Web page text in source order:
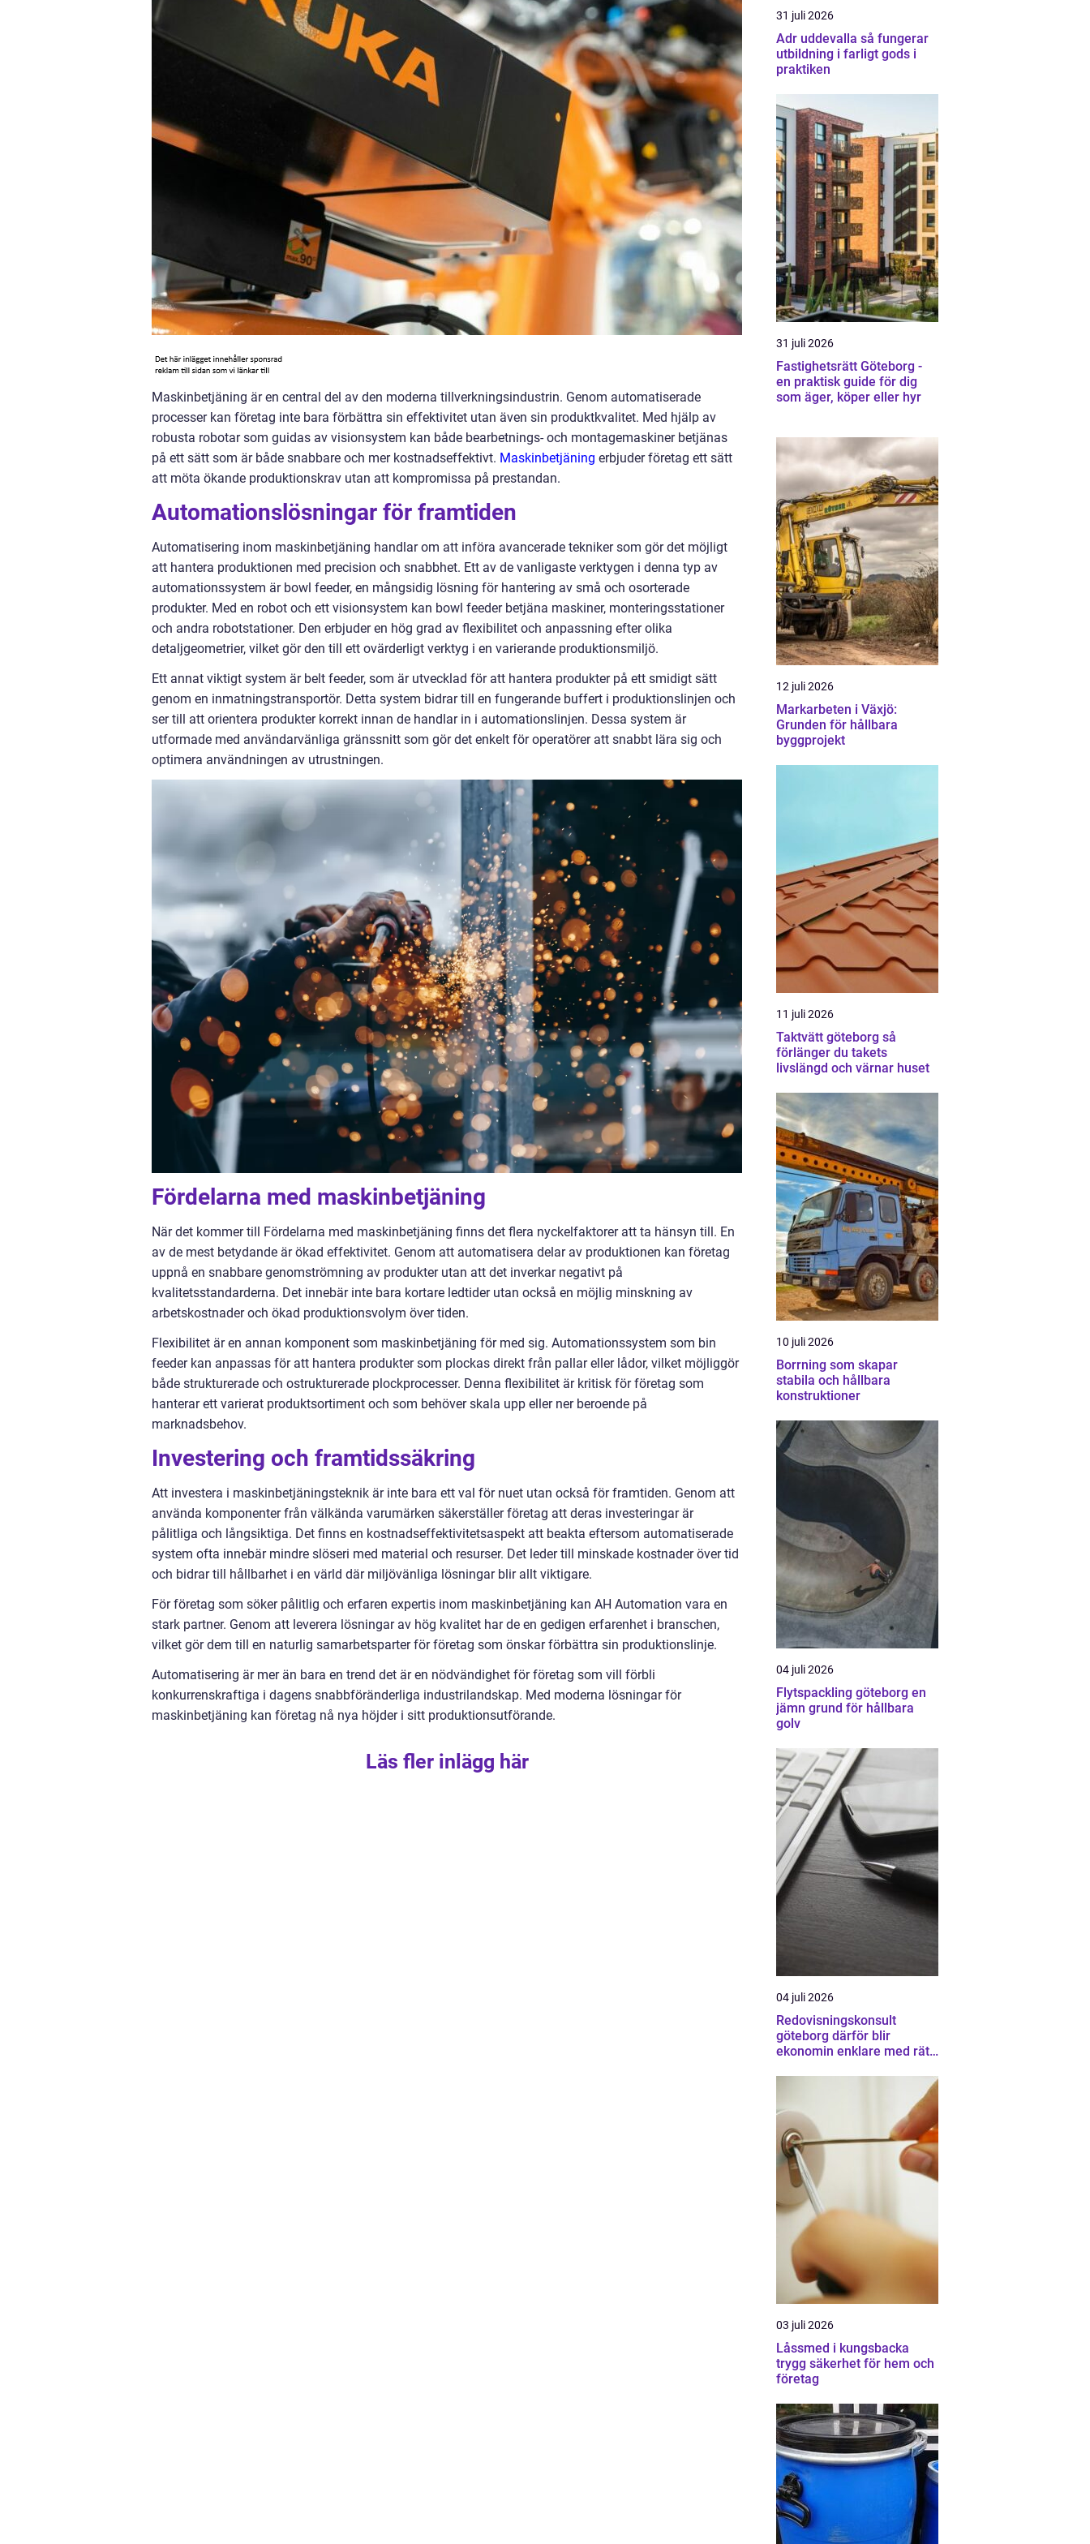
Maskinbetjäning är en central del av den moderna tillverkningsindustrin. Genom automatiserade
processer kan företag inte bara förbättra sin effektivitet utan även sin produktkvalitet. Med hjälp av
robusta robotar som guidas av visionsystem kan både bearbetnings- och montagemaskiner betjänas
på ett sätt som är både snabbare och mer kostnadseffektivt. Maskinbetjäning erbjuder företag ett sätt
att möta ökande produktionskrav utan att kompromissa på prestandan.
Automationslösningar för framtiden
Automatisering inom maskinbetjäning handlar om att införa avancerade tekniker som gör det möjligt
att hantera produktionen med precision och snabbhet. Ett av de vanligaste verktygen i denna typ av
automationssystem är bowl feeder, en mångsidig lösning för hantering av små och osorterade
produkter. Med en robot och ett visionsystem kan bowl feeder betjäna maskiner, monteringsstationer
och andra robotstationer. Den erbjuder en hög grad av flexibilitet och anpassning efter olika
detaljgeometrier, vilket gör den till ett ovärderligt verktyg i en varierande produktionsmiljö.
Ett annat viktigt system är belt feeder, som är utvecklad för att hantera produkter på ett smidigt sätt
genom en inmatningstransportör. Detta system bidrar till en fungerande buffert i produktionslinjen och
ser till att orientera produkter korrekt innan de handlar in i automationslinjen. Dessa system är
utformade med användarvänliga gränssnitt som gör det enkelt för operatörer att snabbt lära sig och
optimera användningen av utrustningen.
Fördelarna med maskinbetjäning
När det kommer till Fördelarna med maskinbetjäning finns det flera nyckelfaktorer att ta hänsyn till. En
av de mest betydande är ökad effektivitet. Genom att automatisera delar av produktionen kan företag
uppnå en snabbare genomströmning av produkter utan att det inverkar negativt på
kvalitetsstandarderna. Det innebär inte bara kortare ledtider utan också en möjlig minskning av
arbetskostnader och ökad produktionsvolym över tiden.
Flexibilitet är en annan komponent som maskinbetjäning för med sig. Automationssystem som bin
feeder kan anpassas för att hantera produkter som plockas direkt från pallar eller lådor, vilket möjliggör
både strukturerade och ostrukturerade plockprocesser. Denna flexibilitet är kritisk för företag som
hanterar ett varierat produktsortiment och som behöver skala upp eller ner beroende på
marknadsbehov.
Investering och framtidssäkring
Att investera i maskinbetjäningsteknik är inte bara ett val för nuet utan också för framtiden. Genom att
använda komponenter från välkända varumärken säkerställer företag att deras investeringar är
pålitliga och långsiktiga. Det finns en kostnadseffektivitetsaspekt att beakta eftersom automatiserade
system ofta innebär mindre slöseri med material och resurser. Det leder till minskade kostnader över tid
och bidrar till hållbarhet i en värld där miljövänliga lösningar blir allt viktigare.
För företag som söker pålitlig och erfaren expertis inom maskinbetjäning kan AH Automation vara en
stark partner. Genom att leverera lösningar av hög kvalitet har de en gedigen erfarenhet i branschen,
vilket gör dem till en naturlig samarbetsparter för företag som önskar förbättra sin produktionslinje.
Automatisering är mer än bara en trend det är en nödvändighet för företag som vill förbli
konkurrenskraftiga i dagens snabbföränderliga industrilandskap. Med moderna lösningar för
maskinbetjäning kan företag nå nya höjder i sitt produktionsutförande.
Läs fler inlägg här
31 juli 2026
Adr uddevalla så fungerar
utbildning i farligt gods i
praktiken
31 juli 2026
Fastighetsrätt Göteborg -
en praktisk guide för dig
som äger, köper eller hyr
12 juli 2026
Markarbeten i Växjö:
Grunden för hållbara
byggprojekt
11 juli 2026
Taktvätt göteborg så
förlänger du takets
livslängd och värnar huset
10 juli 2026
Borrning som skapar
stabila och hållbara
konstruktioner
04 juli 2026
Flytspackling göteborg en
jämn grund för hållbara
golv
04 juli 2026
Redovisningskonsult
göteborg därför blir
ekonomin enklare med rätt
03 juli 2026
Låssmed i kungsbacka
trygg säkerhet för hem och
företag